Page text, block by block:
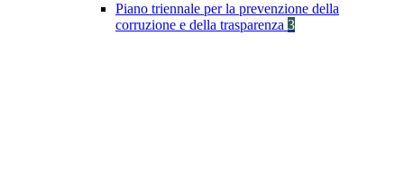
Piano triennale per la prevenzione della
corruzione e della trasparenza 3